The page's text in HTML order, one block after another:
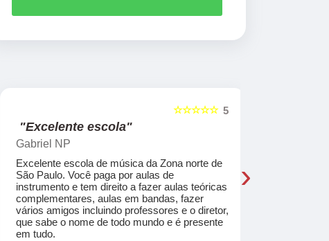
5
☆☆☆☆☆
"Excelente escola"
Gabriel NP
Excelente escola de música da Zona norte de
São Paulo. Você paga por aulas de
instrumento e tem direito a fazer aulas teóricas
complementares, aulas em bandas, fazer
vários amigos incluindo professores e o diretor,
que sabe o nome de todo mundo e é presente
em tudo.
›